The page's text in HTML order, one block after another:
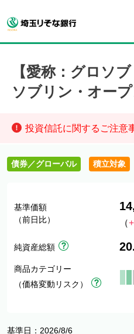
【愛称：グロソ
ソブリン・オープ
投資信託に関するご注意
債券／グローバル 積立対象
基準価額
（前日比）
（
純資産総額
商品カテゴリー
（価格変動リスク）
基準日：2026/8/6